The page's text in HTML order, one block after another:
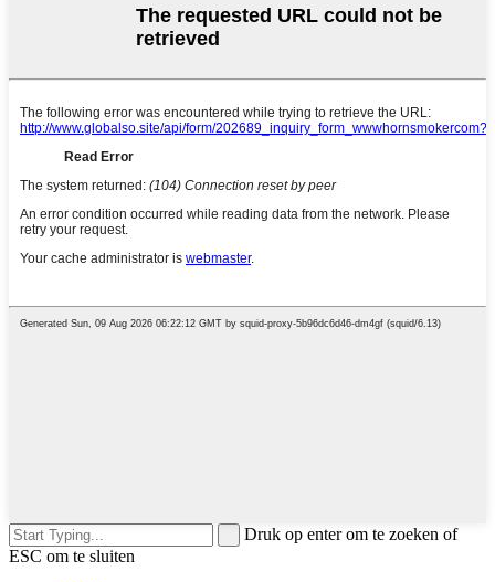
Druk op enter om te zoeken of
ESC om te sluiten